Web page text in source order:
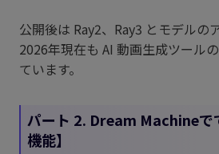
公開後は Ray2、Ray3 とモデルの
2026年現在も AI 動画生成ツール
ています。
パート 2. Dream Machineで
機能】